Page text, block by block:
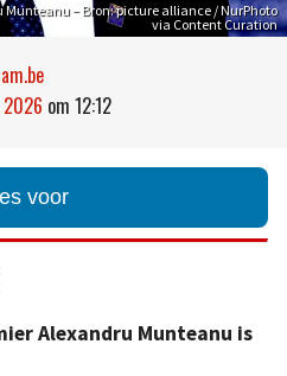
Munteanu – Bron: picture alliance / NurPhoto
via Content Curation
om 12:12
voor
Alexandru Munteanu is